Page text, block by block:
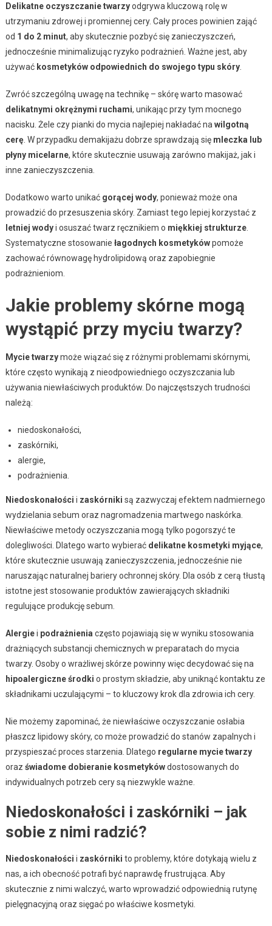
Delikatne oczyszczanie twarzyodgrywa kluczową rolę w
utrzymaniu zdrowej i promiennej cery. Cały proces powinien zająć
od 1 do 2 minut, aby skutecznie pozbyć się zanieczyszczeń,
jednocześnie minimalizując ryzyko podrażnień. Ważne jest, aby
używać kosmetyków odpowiednich do swojego typu skóry.
Zwróć szczególną uwagę na technikę – skórę warto masować
delikatnymi okrężnymi ruchami, unikając przy tym mocnego
nacisku. Żele czy pianki do mycia najlepiej nakładać na wilgotną
cerę. W przypadku demakijażu dobrze sprawdzają się mleczka lub
płyny micelarne, które skutecznie usuwają zarówno makijaż, jak i
inne zanieczyszczenia.
Dodatkowo warto unikać gorącej wody, ponieważ może ona
prowadzić do przesuszenia skóry. Zamiast tego lepiej korzystać z
letniej wodyi osuszać twarz ręcznikiem o miękkiej strukturze.
Systematyczne stosowanie łagodnych kosmetykówpomoże
zachować równowagę hydrolipidową oraz zapobiegnie
podrażnieniom.
Jakie problemy skórne mogą
wystąpić przy myciu twarzy?
Mycie twarzymoże wiązać się z różnymi problemami skórnymi,
które często wynikają z nieodpowiedniego oczyszczania lub
używania niewłaściwych produktów. Do najczęstszych trudności
należą:
niedoskonałości,
zaskórniki,
alergie,
podrażnienia.
Niedoskonałości i zaskórniki są zazwyczaj efektem nadmiernego
wydzielania sebum oraz nagromadzenia martwego naskórka.
Niewłaściwe metody oczyszczania mogą tylko pogorszyć te
dolegliwości. Dlatego warto wybierać delikatne kosmetyki myjące,
które skutecznie usuwają zanieczyszczenia, jednocześnie nie
naruszając naturalnej bariery ochronnej skóry. Dla osób z cerą tłustą
istotne jest stosowanie produktów zawierających składniki
regulujące produkcję sebum.
Alergiei podrażnienia często pojawiają się w wyniku stosowania
drażniących substancji chemicznych w preparatach do mycia
twarzy. Osoby o wrażliwej skórze powinny więc decydować się na
hipoalergiczne środki o prostym składzie, aby uniknąć kontaktu ze
składnikami uczulającymi – to kluczowy krok dla zdrowia ich cery.
Nie możemy zapominać, że niewłaściwe oczyszczanie osłabia
płaszcz lipidowy skóry, co może prowadzić do stanów zapalnych i
przyspieszać proces starzenia. Dlatego regularne mycie twarzy
oraz świadome dobieranie kosmetykówdostosowanych do
indywidualnych potrzeb cery są niezwykle ważne.
Niedoskonałości i zaskórniki – jak
sobie z nimi radzić?
Niedoskonałości i zaskórniki to problemy, które dotykają wielu z
nas, a ich obecność potrafi być naprawdę frustrująca. Aby
skutecznie z nimi walczyć, warto wprowadzić odpowiednią rutynę
pielęgnacyjną oraz sięgać po właściwe kosmetyki.